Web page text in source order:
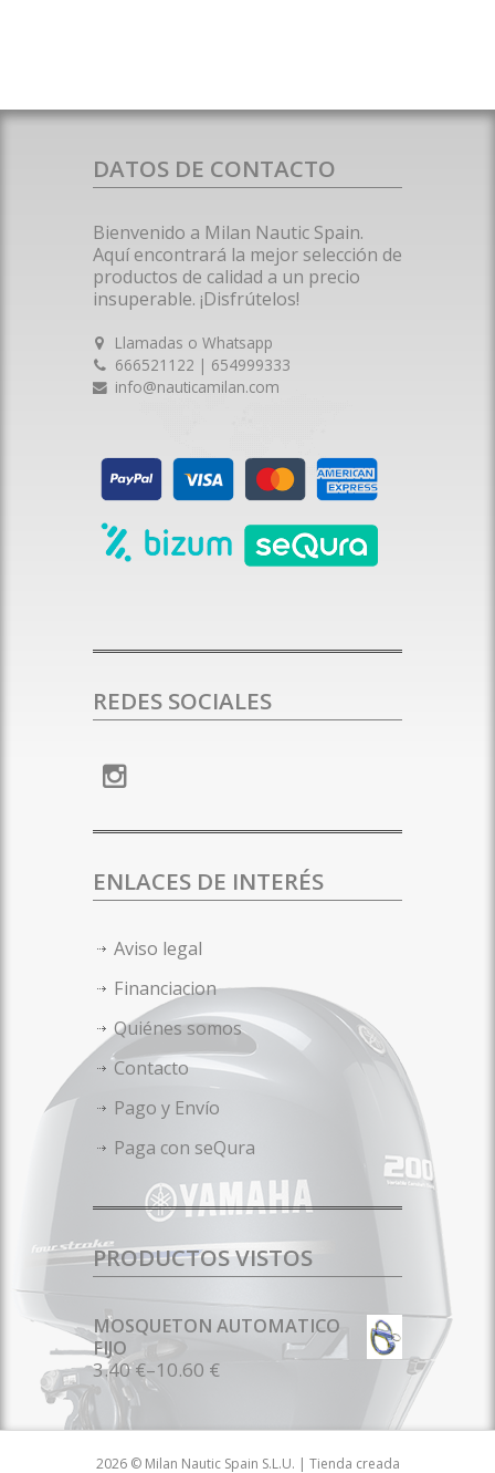
DATOS DE CONTACTO
Bienvenido a Milan Nautic Spain.
Aquí encontrará la mejor selección de
productos de calidad a un precio
insuperable. ¡Disfrútelos!
Llamadas o Whatsapp
666521122 | 654999333
info@nauticamilan.com
REDES SOCIALES
ENLACES DE INTERÉS
Aviso legal
Financiacion
Quiénes somos
Contacto
Pago y Envío
Paga con seQura
PRODUCTOS VISTOS
MOSQUETON AUTOMATICO
FIJO
3.40 €–10.60 €
2026 © Milan Nautic Spain S.L.U. | Tienda creada